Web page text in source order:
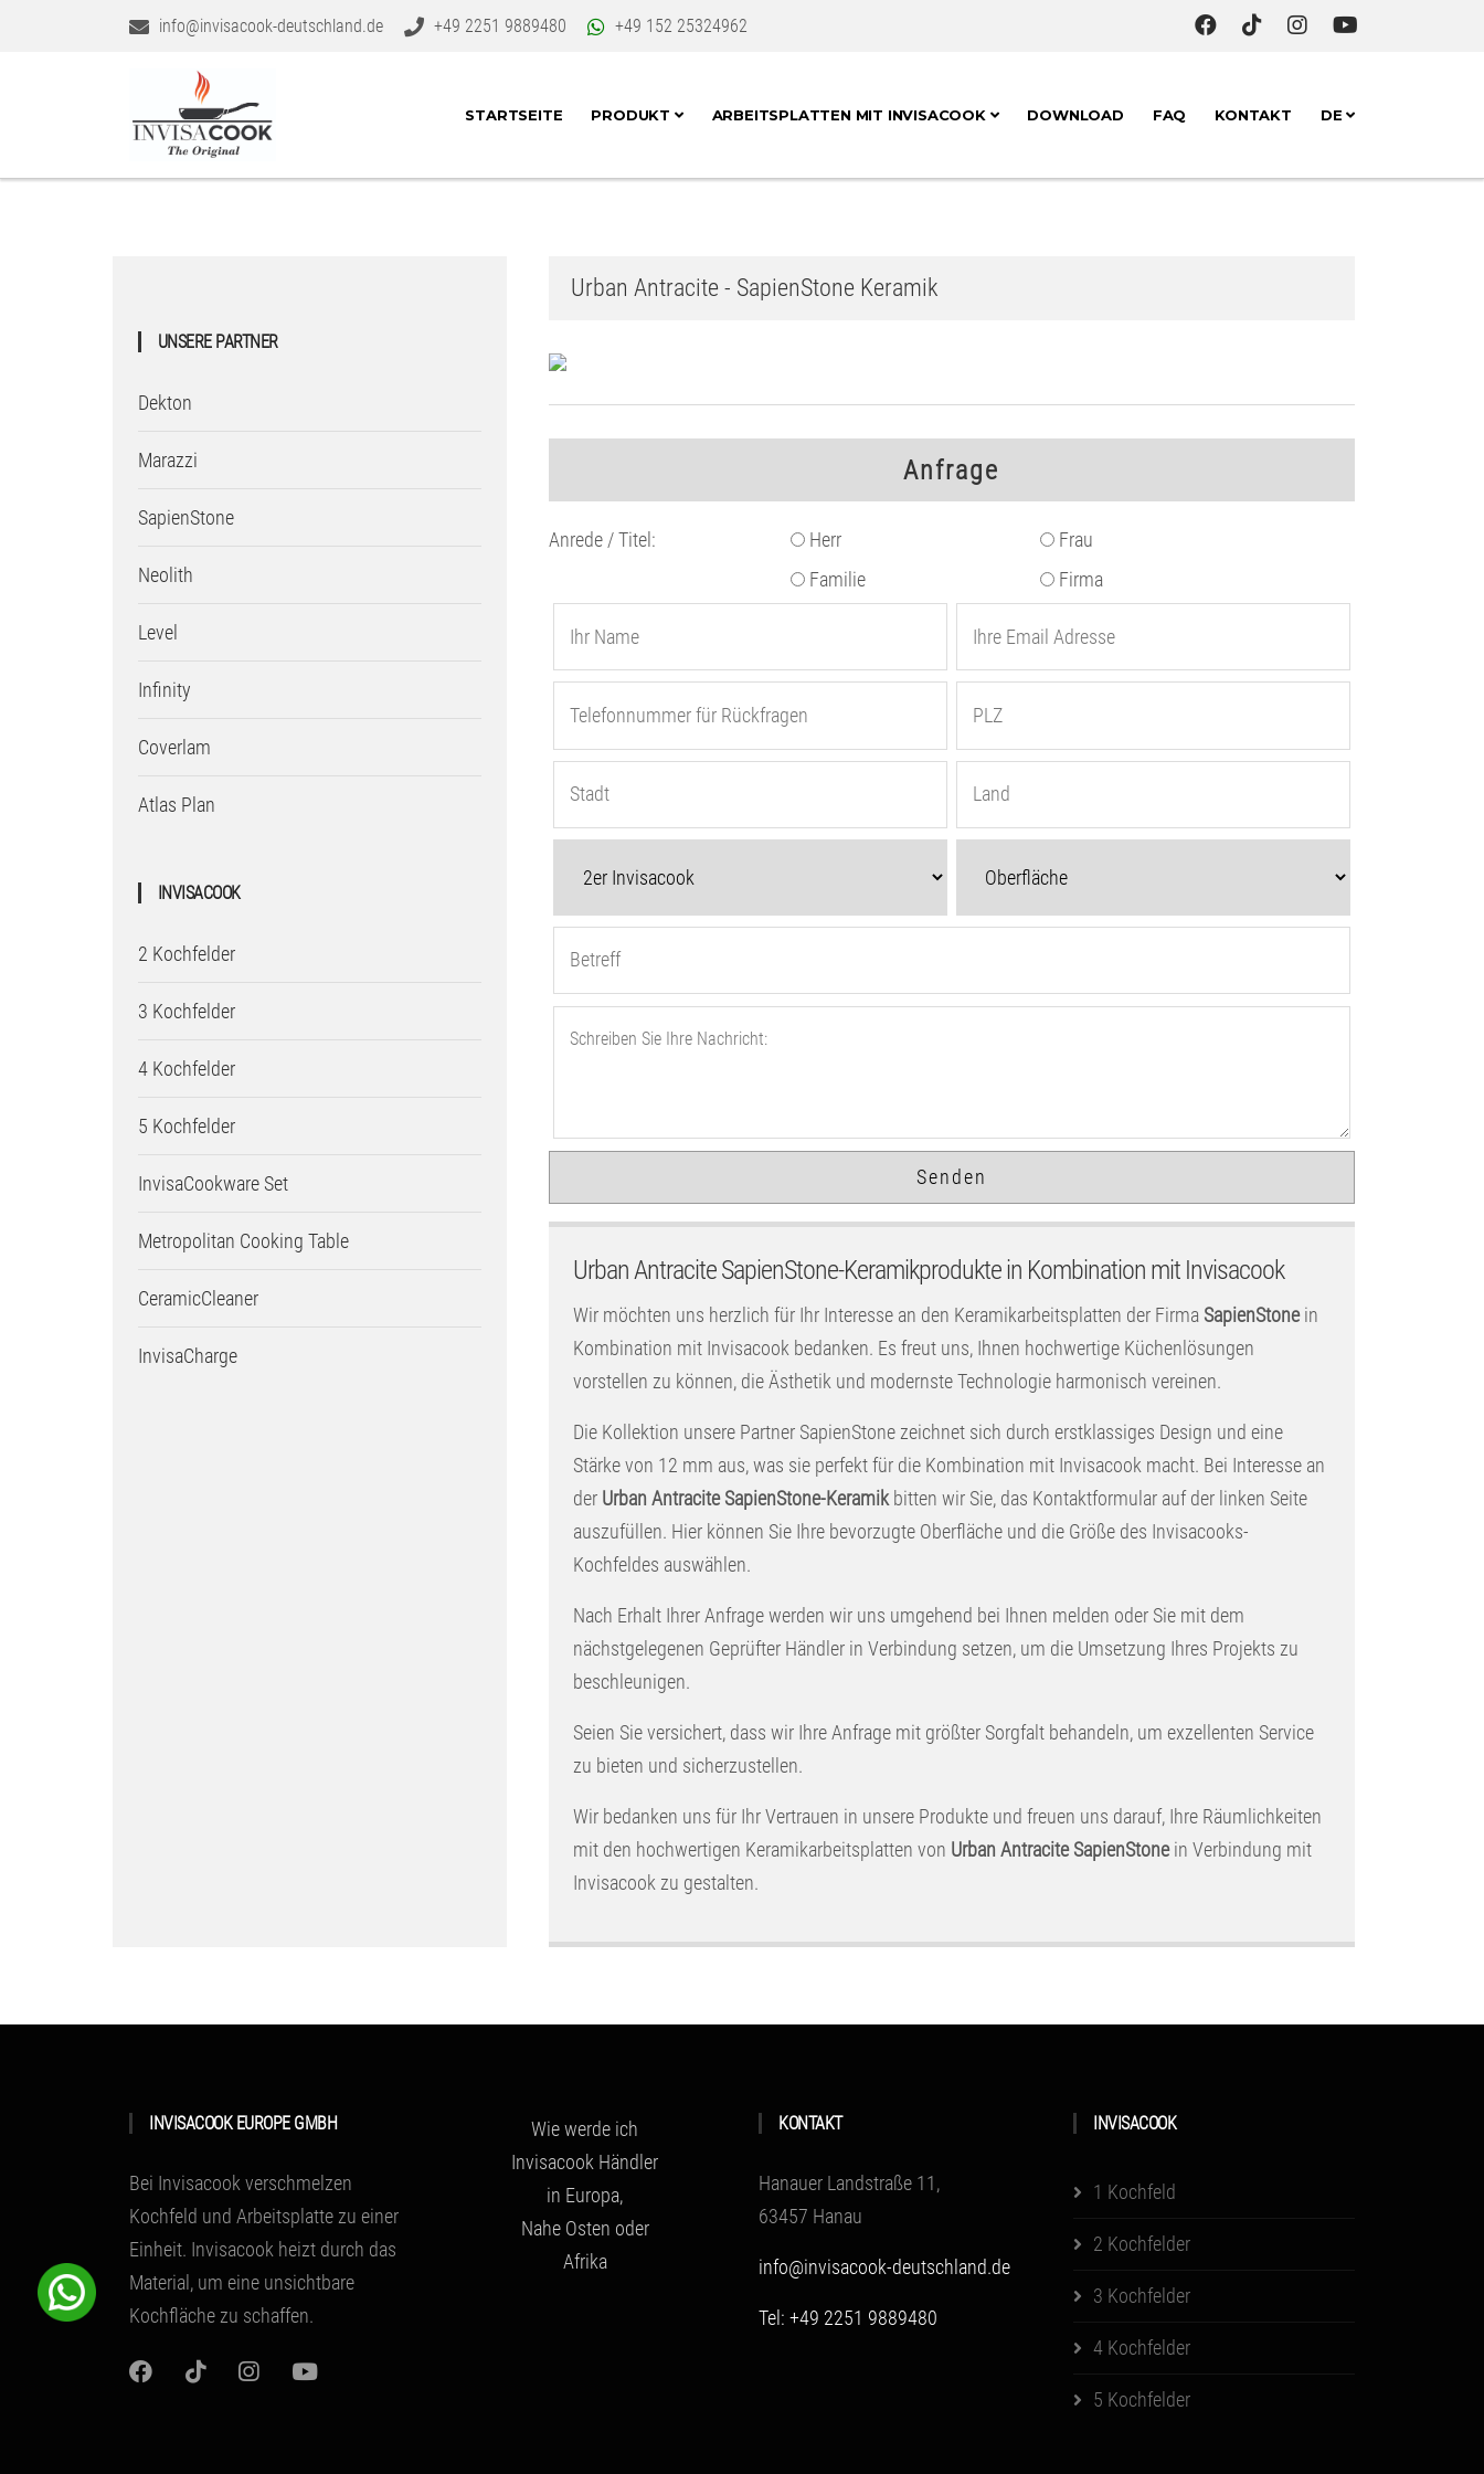
info@invisacook-deutschland.de +49 2251 9889480 +49 152 25324962
STARTSEITE PRODUKT ARBEITSPLATTEN MIT INVISACOOK DOWNLOAD FAQ KONTAKT DE
UNSERE PARTNER
Dekton
Marazzi
SapienStone
Neolith
Level
Infinity
Coverlam
Atlas Plan
INVISACOOK
2 Kochfelder
3 Kochfelder
4 Kochfelder
5 Kochfelder
InvisaCookware Set
Metropolitan Cooking Table
CeramicCleaner
InvisaCharge
Urban Antracite - SapienStone Keramik
Anfrage
Anrede / Titel: Herr
Frau
Familie
Firma
Urban Antracite SapienStone-Keramikprodukte in Kombination mit Invisacook
Wir möchten uns herzlich für Ihr Interesse an den Keramikarbeitsplatten der Firma SapienStonein
Kombination mit Invisacook bedanken. Es freut uns, Ihnen hochwertige Küchenlösungen
vorstellen zu können, die Ästhetik und modernste Technologie harmonisch vereinen.
Die Kollektion unsere Partner SapienStone zeichnet sich durch erstklassiges Design und eine
Stärke von 12 mm aus, was sie perfekt für die Kombination mit Invisacook macht. Bei Interesse an
der Urban Antracite SapienStone-Keramikbitten wir Sie, das Kontaktformular auf der linken Seite
auszufüllen. Hier können Sie Ihre bevorzugte Oberfläche und die Größe des Invisacooks-
Kochfeldes auswählen.
Nach Erhalt Ihrer Anfrage werden wir uns umgehend bei Ihnen melden oder Sie mit dem
nächstgelegenen Geprüfter Händler in Verbindung setzen, um die Umsetzung Ihres Projekts zu
beschleunigen.
Seien Sie versichert, dass wir Ihre Anfrage mit größter Sorgfalt behandeln, um exzellenten Service
zu bieten und sicherzustellen.
Wir bedanken uns für Ihr Vertrauen in unsere Produkte und freuen uns darauf, Ihre Räumlichkeiten
mit den hochwertigen Keramikarbeitsplatten von Urban Antracite SapienStonein Verbindung mit
Invisacook zu gestalten.
INVISACOOK EUROPE GMBH
Bei Invisacook verschmelzen
Kochfeld und Arbeitsplatte zu einer
Einheit. Invisacook heizt durch das
Material , um eine unsichtbare
Kochfläche zu schaffen.
Wie werde ich
Invisacook Händler
in Europa,
Nahe Osten oder
Afrika
KONTAKT
Hanauer Landstraße 11,
63457 Hanau
info@invisacook-deutschland.de
Tel: +49 2251 9889480
INVISACOOK
1 Kochfeld
2 Kochfelder
3 Kochfelder
4 Kochfelder
5 Kochfelder